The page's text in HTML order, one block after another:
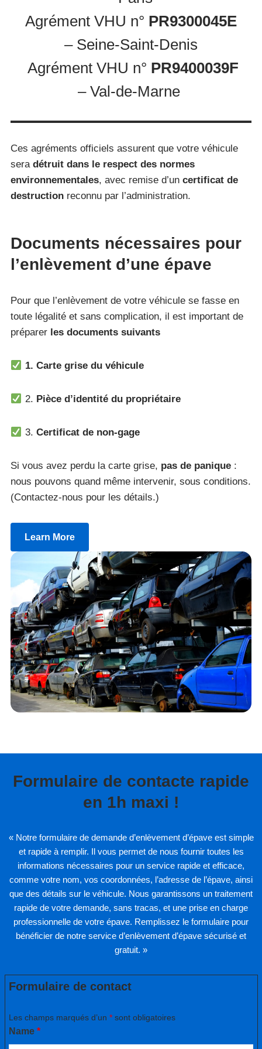
Agrément VHU n° PR9300045E
– Seine-Saint-Denis
Agrément VHU n° PR9400039F
– Val-de-Marne
Ces agréments officiels assurent que votre véhicule
seradétruit dans le respect des normes
environnementales, avec remise d’uncertificat de
destruction reconnu par l’administration.
Documents nécessaires pour
l’enlèvement d’une épave
Pour que l’enlèvement de votre véhicule se fasse en
toute légalité et sans complication, il est important de
préparer les documents suivants
1. Carte grise du véhicule
2. Pièce d’identité du propriétaire
3. Certificat de non-gage
Si vous avez perdu la carte grise, pas de panique :
nous pouvons quand même intervenir, sous conditions.
(Contactez-nous pour les détails.)
Learn More
Formulaire de contacte rapide
en 1h maxi !
« Notre formulaire de demande d’enlèvement d’épave est simple
et rapide à remplir. Il vous permet de nous fournir toutes les
informations nécessaires pour un service rapide et efficace,
comme votre nom, vos coordonnées, l’adresse de l’épave, ainsi
que des détails sur le véhicule. Nous garantissons un traitement
rapide de votre demande, sans tracas, et une prise en charge
professionnelle de votre épave. Remplissez le formulaire pour
bénéficier de notre service d’enlèvement d’épave sécurisé et
gratuit. »
Formulaire de contact
Les champs marqués d’un* sont obligatoires
Name*